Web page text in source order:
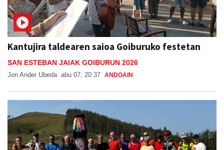
Kantujira taldearen saioa Goiburuko festetan
SAN ESTEBAN JAIAK GOIBURUN 2026
Jon Ander Ubeda abu 07, 20:37 ANDOAIN